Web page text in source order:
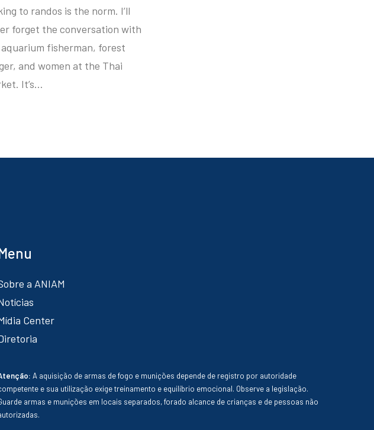
to randos is the norm. I’ll
forget the conversation with
fisherman, forest
and women at the Thai
It’s…
a ANIAM
Center
A aquisição de armas de fogo e munições depende de registro por autoridade
e sua utilização exige treinamento e equilíbrio emocional. Observe a legislação.
armas e munições em locais separados, forado alcance de crianças e de pessoas não